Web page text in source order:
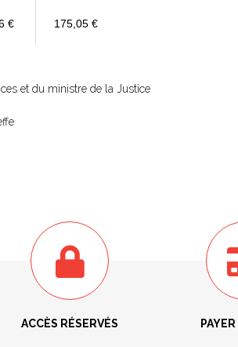
€ 175,05 €
et du ministre de la Justice
ACCÈS RÉSERVÉS